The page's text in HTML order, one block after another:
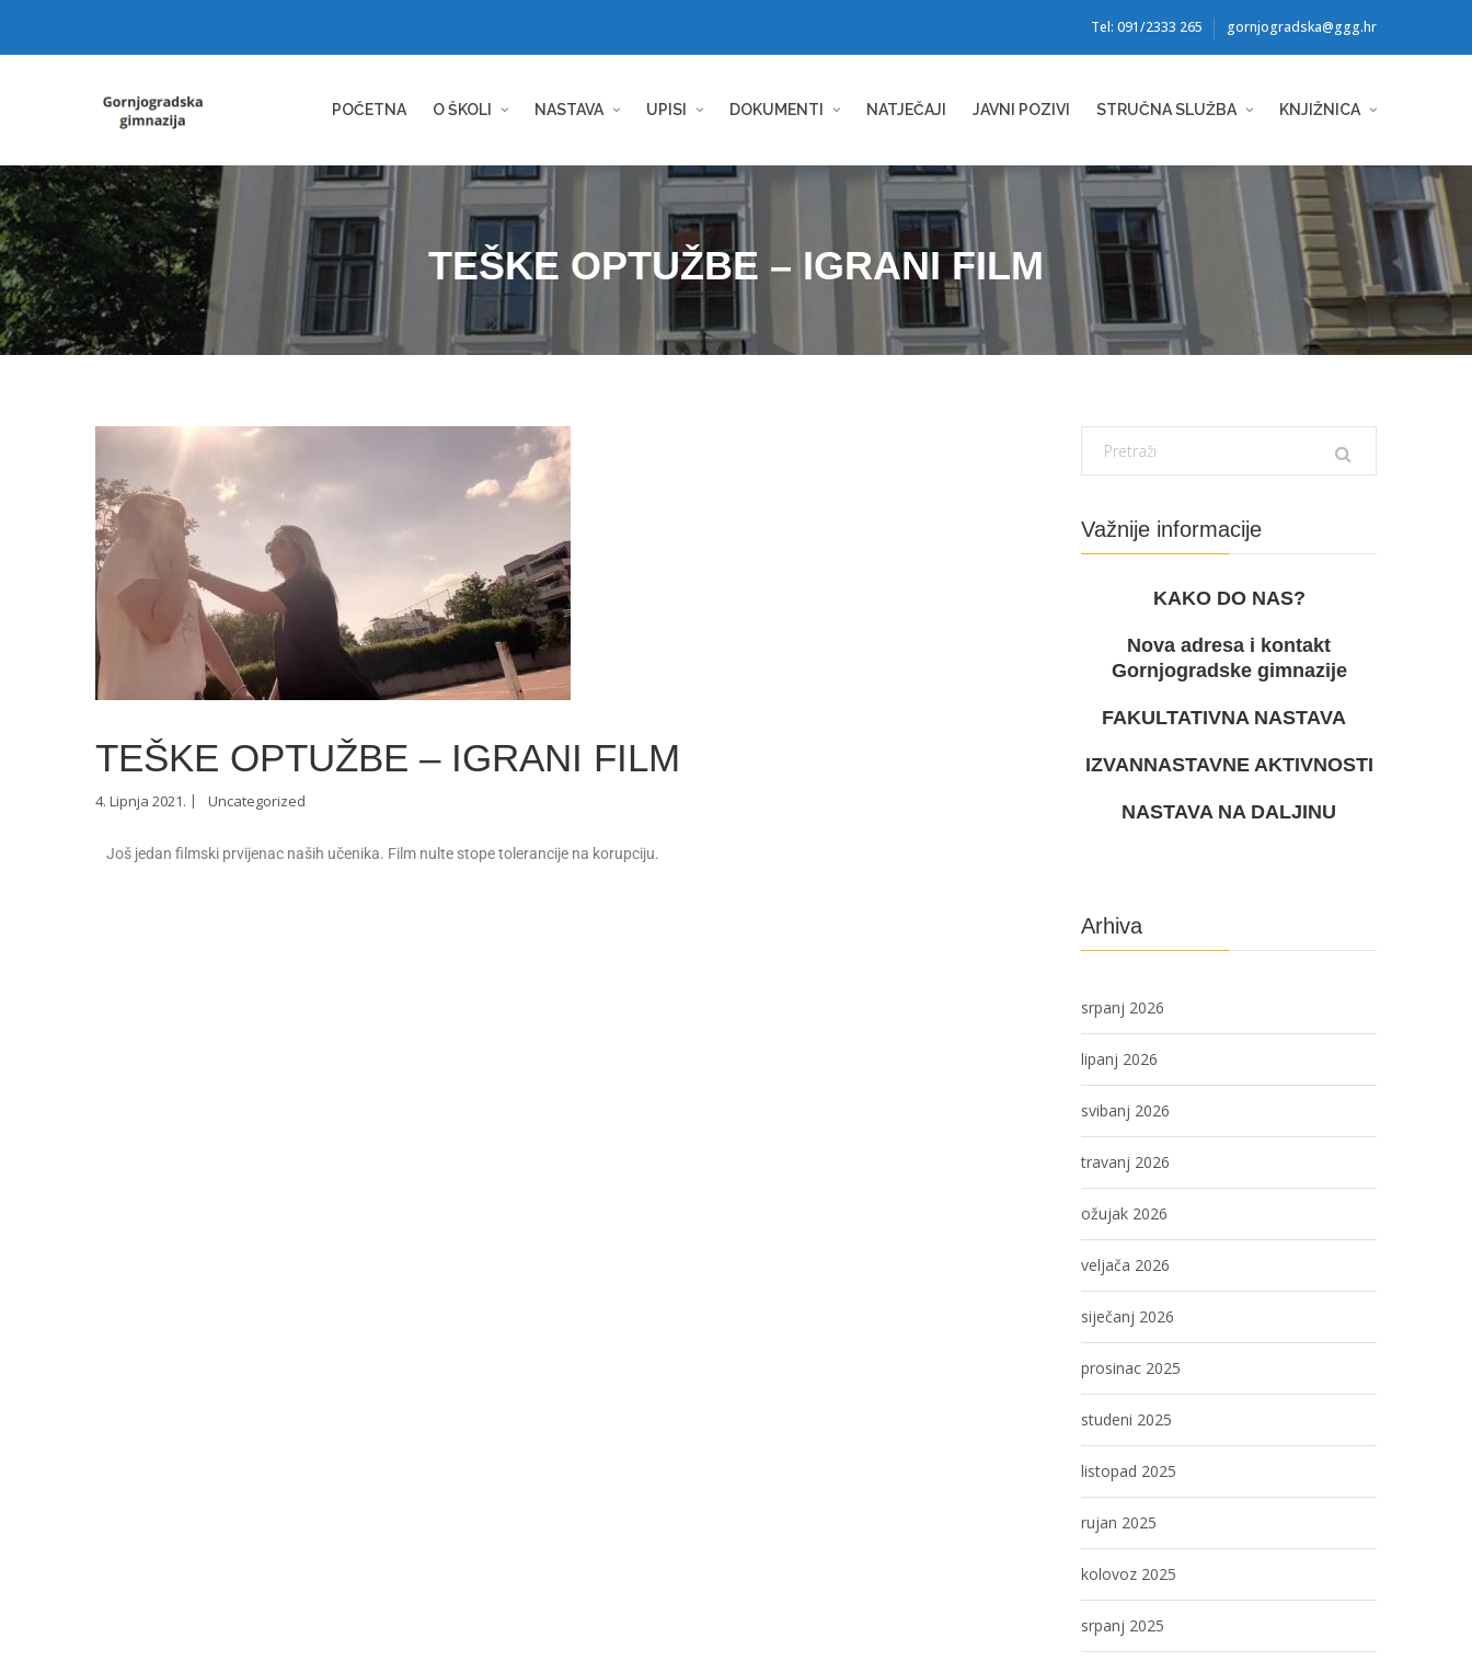
Tel: 091/2333 265 gornjogradska@ggg.hr
POČETNA O ŠKOLI NASTAVA UPISI DOKUMENTI NATJEČAJI JAVNI POZIVI STRUČNA SLUŽBA KNJIŽNICA
TEŠKE OPTUŽBE – IGRANI FILM
TEŠKE OPTUŽBE – IGRANI FILM
4. Lipnja 2021. Uncategorized
Još jedan filmski prvijenac naših učenika. Film nulte stope tolerancije na korupciju.
Važnije informacije
KAKO DO NAS?
Nova adresa i kontakt
Gornjogradske gimnazije
FAKULTATIVNA NASTAVA
IZVANNASTAVNE AKTIVNOSTI
NASTAVA NA DALJINU
Arhiva
srpanj 2026
lipanj 2026
svibanj 2026
travanj 2026
ožujak 2026
veljača 2026
siječanj 2026
prosinac 2025
studeni 2025
listopad 2025
rujan 2025
kolovoz 2025
srpanj 2025